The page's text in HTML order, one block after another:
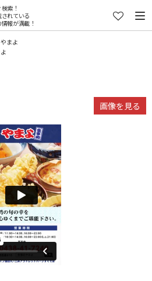
索！
れている
報が満載！
まよ
画像を見る